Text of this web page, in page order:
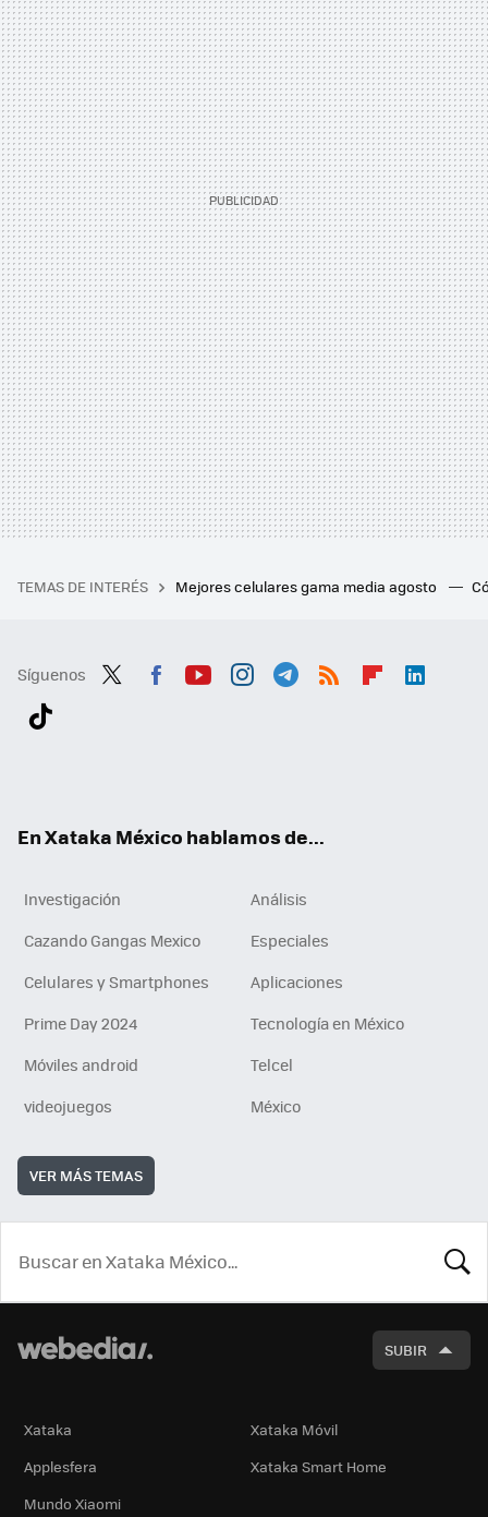
TEMAS DE INTERÉS Mejores celulares gama media agosto
Síguenos
En Xataka México hablamos de...
Investigación
Análisis
Cazando Gangas Mexico
Especiales
Celulares y Smartphones
Aplicaciones
Prime Day 2024
Tecnología en México
Móviles android
Telcel
videojuegos
México
VER MÁS TEMAS
SUBIR
Xataka
Xataka Móvil
Applesfera
Xataka Smart Home
Mundo Xiaomi